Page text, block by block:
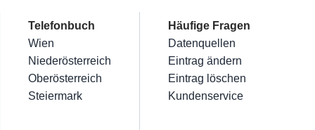
Kategorien
Friseur
Nägel
Haarentfernung
Make-Up
Für Unternehmer
Terminbuchung
Kostenlose Beratung
Top Branchen
Elektriker
Installateure
Maler & Lackierer
Branchen A-Z
Mein Firmeneintrag
Eintrag hinzufügen
Eintrag beanspruchen
Eintrag verwalten
Eintrag bewerben
Telefonbuch
Wien
Niederösterreich
Oberösterreich
Steiermark
Häufige Fragen
Datenquellen
Eintrag ändern
Eintrag löschen
Kundenservice